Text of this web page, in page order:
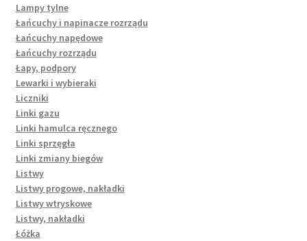
Lampy tylne
Łańcuchy i napinacze rozrządu
Łańcuchy napędowe
Łańcuchy rozrządu
Łapy, podpory
Lewarki i wybieraki
Liczniki
Linki gazu
Linki hamulca ręcznego
Linki sprzęgła
Linki zmiany biegów
Listwy
Listwy progowe, nakładki
Listwy wtryskowe
Listwy, nakładki
Łóżka